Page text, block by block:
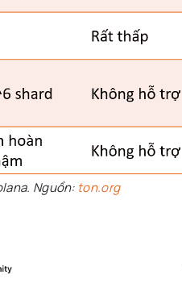
Nguồn: ton.org